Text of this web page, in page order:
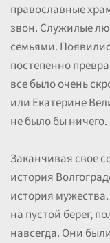
православные
звон. Служилые
семьями.
постепенно
все было очень
или Екатерине
не было бы ничего.
Заканчивая свое
история
история
на пустой берег,
навсегда. Они